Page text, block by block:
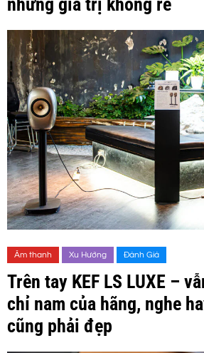
nhưng giá trị không rẻ
Âm thanh Xu Hướng Đánh Giá
Trên tay KEF LS LUXE –
chỉ nam của hãng, nghe
cũng phải đẹp